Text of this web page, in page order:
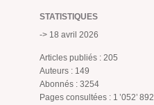
STATISTIQUES
-> 18 avril 2026
Articles publiés : 205
Auteurs : 149
Abonnés : 3254
Pages consultées : 1 ’052’ 892